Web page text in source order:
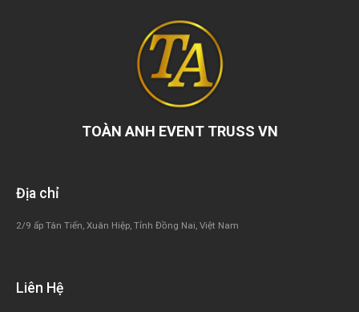
TOÀN ANH EVENT TRUSS VN
Địa chỉ
2/9 ấp Tân Tiến, Xuân Hiệp, Tỉnh Đồng Nai, Việt Nam
Liên Hệ